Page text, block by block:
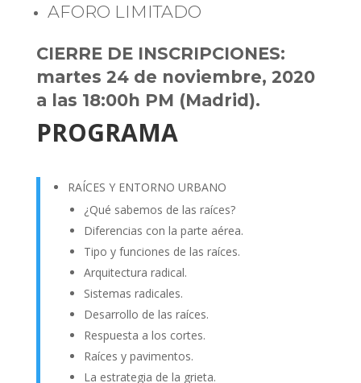
AFORO LIMITADO
CIERRE DE INSCRIPCIONES:
martes 24 de noviembre, 2020
a las 18:00h PM (Madrid).
PROGRAMA
RAÍCES Y ENTORNO URBANO
¿Qué sabemos de las raíces?
Diferencias con la parte aérea.
Tipo y funciones de las raíces.
Arquitectura radical.
Sistemas radicales.
Desarrollo de las raíces.
Respuesta a los cortes.
Raíces y pavimentos.
La estrategia de la grieta.